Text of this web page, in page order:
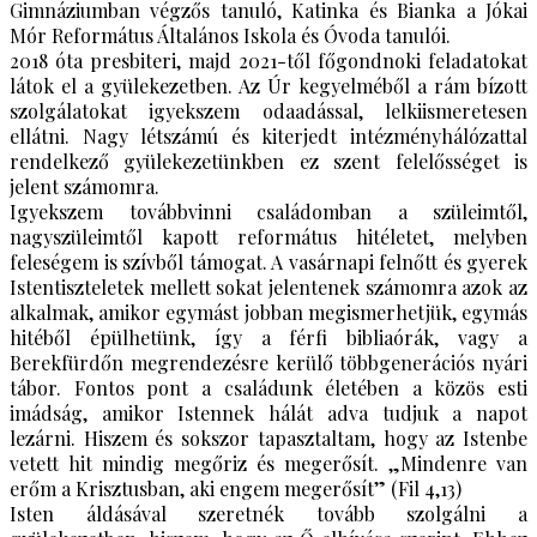
Gimnáziumban végzős tanuló, Katinka és Bianka a Jókai
Mór Református Általános Iskola és Óvoda tanulói.
2018 óta presbiteri, majd 2021-től főgondnoki feladatokat
látok el a gyülekezetben. Az Úr kegyelméből a rám bízott
szolgálatokat igyekszem odaadással, lelkiismeretesen
ellátni. Nagy létszámú és kiterjedt intézményhálózattal
rendelkező gyülekezetünkben ez szent felelősséget is
jelent számomra.
Igyekszem továbbvinni családomban a szüleimtől,
nagyszüleimtől kapott református hitéletet, melyben
feleségem is szívből támogat. A vasárnapi felnőtt és gyerek
Istentiszteletek mellett sokat jelentenek számomra azok az
alkalmak, amikor egymást jobban megismerhetjük, egymás
hitéből épülhetünk, így a férfi bibliaórák, vagy a
Berekfürdőn megrendezésre kerülő többgenerációs nyári
tábor. Fontos pont a családunk életében a közös esti
imádság, amikor Istennek hálát adva tudjuk a napot
lezárni. Hiszem és sokszor tapasztaltam, hogy az Istenbe
vetett hit mindig megőriz és megerősít. „Mindenre van
erőm a Krisztusban, aki engem megerősít” (Fil 4,13)
Isten áldásával szeretnék tovább szolgálni a